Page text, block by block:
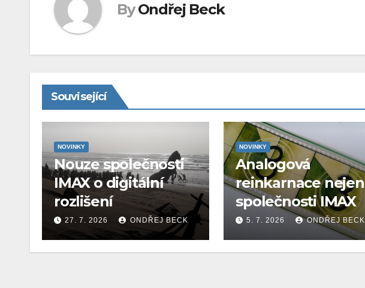
By Ondřej Beck
Související
NOVINKY
Nouze společnosti
IMAX o digitální
rozlišení
27. 7. 2026 ONDŘEJ BECK
NOVINKY
Analogová
reinkarnace nejen
společnosti IMAX
5. 7. 2026 ONDŘEJ BECK